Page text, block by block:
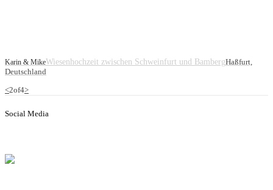
Karin & MikeWiesenhochzeit zwischen Schweinfurt und BambergHaßfurt,
Deutschland
<2of4>
Social Media